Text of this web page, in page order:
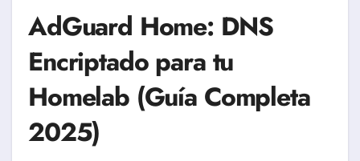
AdGuard Home: DNS
Encriptado para tu
Homelab (Guía Completa
2025)